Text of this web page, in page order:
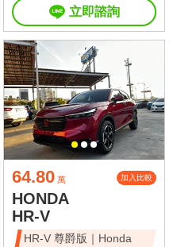
立即諮詢
64.80 萬 加入比較
HONDA
HR-V
HR-V 尊爵版｜Honda